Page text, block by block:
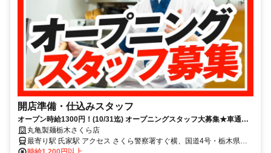
開店準備・仕込みスタッフ
オープン時給1300円！(10/31迄) オープニングスタッフ大募集★車通勤
OK！【朝の短時間だけ】週2日～／1日2h◎曜日も相談OK！まかない
有！シフトは1週間毎♪
丸亀製麺栃木さくら店
最寄り駅 氏家駅 アクセス さくら警察署すぐ横、国道4号・栃木県道